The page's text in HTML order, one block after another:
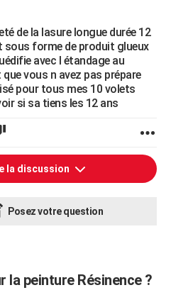
de la lasure longue durée 12
sous forme de produit glueux
avec l étandage au
vous n avez pas prépare
pour tous mes 10 volets
si sa tiens les 12 ans
la discussion
Posez votre question
la peinture Résinence ?